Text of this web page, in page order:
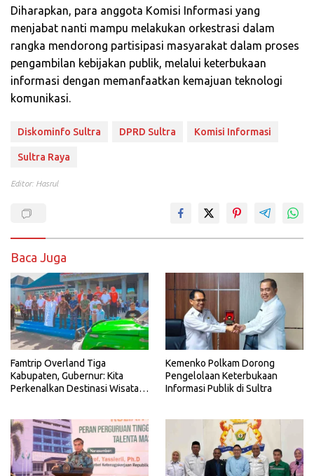
Diharapkan, para anggota Komisi Informasi yang
menjabat nanti mampu melakukan orkestrasi dalam
rangka mendorong partisipasi masyarakat dalam proses
pengambilan kebijakan publik, melalui keterbukaan
informasi dengan memanfaatkan kemajuan teknologi
komunikasi.
Diskominfo Sultra DPRD Sultra Komisi Informasi
Sultra Raya
Editor: Hasrul
Baca Juga
Famtrip Overland Tiga
Kabupaten, Gubernur: Kita
Perkenalkan Destinasi Wisata
Kemenko Polkam Dorong
Pengelolaan Keterbukaan
Informasi Publik di Sultra